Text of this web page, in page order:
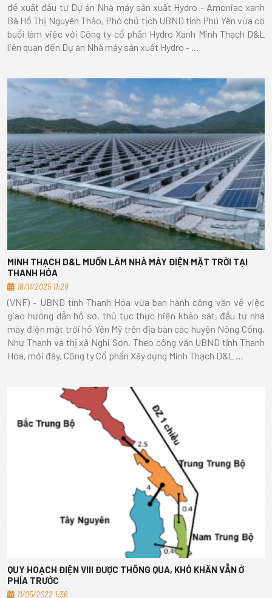
đề xuất đầu tư Dự án Nhà máy sản xuất Hydro - Amoniac xanh
Bà Hồ Thị Nguyên Thảo, Phó chủ tịch UBND tỉnh Phú Yên vừa có
buổi làm việc với Công ty cổ phần Hydro Xanh Minh Thạch D&L
liên quan đến Dự án Nhà máy sản xuất Hydro - …
MINH THẠCH D&L MUỐN LÀM NHÀ MÁY ĐIỆN MẶT TRỜI TẠI
THANH HÓA
18/11/2025 11:28
(VNF) - UBND tỉnh Thanh Hóa vừa ban hành công văn về việc
giao hướng dẫn hồ sơ, thủ tục thực hiện khảo sát, đầu tư nhà
máy điện mặt trời hồ Yên Mỹ trên địa bàn các huyện Nông Cống,
Như Thanh và thị xã Nghi Sơn. Theo công văn UBND tỉnh Thanh
Hóa, mới đây, Công ty Cổ phần Xây dựng Minh Thạch D&L …
QUY HOẠCH ĐIỆN VIII ĐƯỢC THÔNG QUA, KHÓ KHĂN VẪN Ở
PHÍA TRƯỚC
11/05/2022 1:36